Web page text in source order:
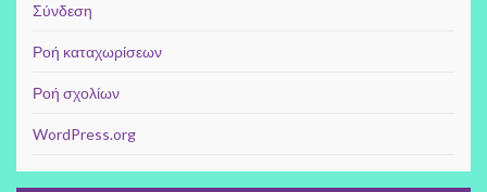
Σύνδεση
Ροή καταχωρίσεων
Ροή σχολίων
WordPress.org